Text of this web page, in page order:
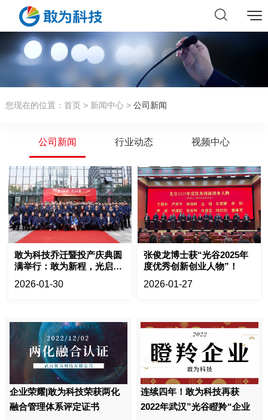
您现在的位置： 首页> 新闻中心> 公司新闻
公司新闻 行业动态 视频中心
敢为科技乔迁暨投产庆典圆
满举行：敢为新程，光启未
2026-01-30
张俊龙博士获“光谷2025年
度优秀创新创业人物”！
2026-01-27
企业荣耀|敢为科技荣获两化
融合管理体系评定证书
连续四年！敢为科技再获
2022年武汉”光谷瞪羚“企业